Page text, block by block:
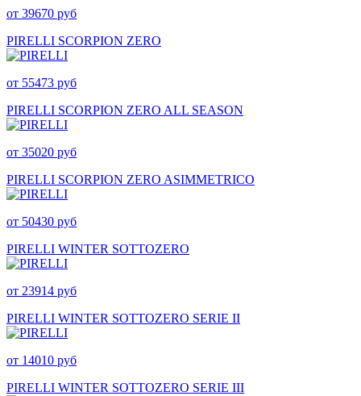
от 39670 руб
PIRELLI SCORPION ZERO
от 55473 руб
PIRELLI SCORPION ZERO ALL SEASON
от 35020 руб
PIRELLI SCORPION ZERO ASIMMETRICO
от 50430 руб
PIRELLI WINTER SOTTOZERO
от 23914 руб
PIRELLI WINTER SOTTOZERO SERIE II
от 14010 руб
PIRELLI WINTER SOTTOZERO SERIE III